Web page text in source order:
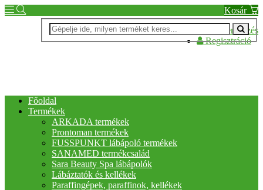
Kosár
Bejelentkezés
Regisztráció
Főoldal
Termékek
ARKADA termékek
Prontoman termékek
FUSSPUNKT lábápoló termékek
SANAMED termékcsalád
Sara Beauty Spa lábápolók
Lábáztatók és kellékek
Paraffingépek, paraffinok, kellékek